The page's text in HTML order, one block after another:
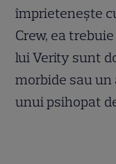
împrietenește
Crew, ea
lui Verity sunt
morbide sau
unui psihopat